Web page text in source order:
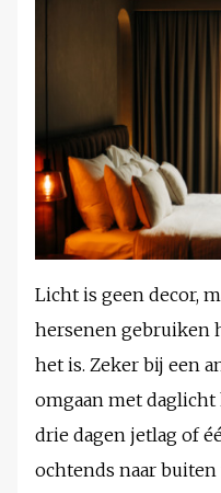
Licht is geen decor,
hersenen gebruiken
het is. Zeker bij een
omgaan met
drie dagen jetlag of
ochtends naar buiten